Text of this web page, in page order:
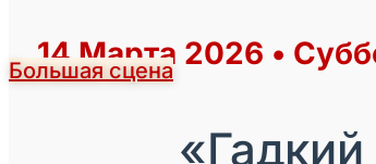
14 Марта 2026 •
Большая сцена